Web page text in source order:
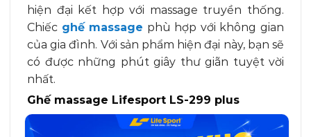
hiện đại kết hợp với massage truyền thống.
Chiếc ghế massage phù hợp với không gian
của gia đình. Với sản phẩm hiện đại này, bạn sẽ
có được những phút giây thư giãn tuyệt vời
nhất.
Ghế massage Lifesport LS-299 plus